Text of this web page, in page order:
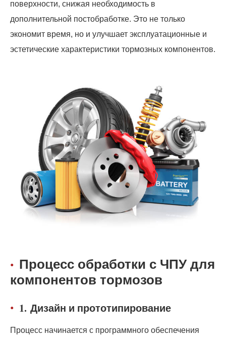
поверхности, снижая необходимость в
дополнительной постобработке. Это не только
экономит время, но и улучшает эксплуатационные и
эстетические характеристики тормозных компонентов.
Процесс обработки с ЧПУ для
компонентов тормозов
1. Дизайн и прототипирование
Процесс начинается с программного обеспечения